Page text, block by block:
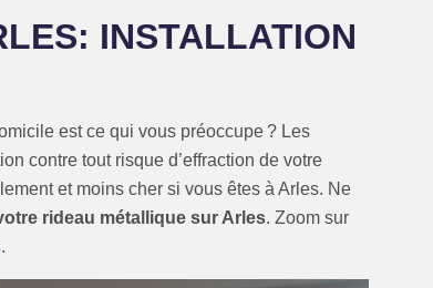
INSTALLATION
est ce qui vous préoccupe ? Les
contre tout risque d’effraction de votre
et moins cher si vous êtes à Arles. Ne
rideau métallique sur Arles. Zoom sur
.